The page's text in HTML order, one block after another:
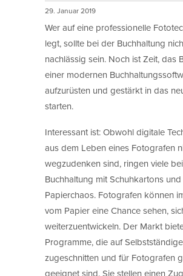
29. Januar 2019
Wer auf eine professionelle
legt, sollte bei der Buchhaltung
nachlässig sein. Noch ist Zeit, das
einer modernen
aufzurüsten und gestärkt in das
starten.
Interessant ist: Obwohl digitale
aus dem Leben eines Fotografen
wegzudenken sind, ringen viele
Buchhaltung mit Schuhkartons und
Papierchaos. Fotografen können
vom Papier eine Chance sehen,
weiterzuentwickeln. Der Markt
Programme, die auf Selbstständige
zugeschnitten und für Fotografen
geeignet sind. Sie stellen einen